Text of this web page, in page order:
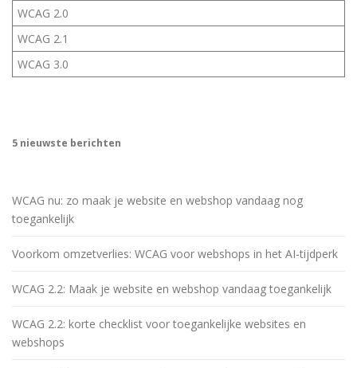
WCAG 2.0
WCAG 2.1
WCAG 3.0
5 nieuwste berichten
WCAG nu: zo maak je website en webshop vandaag nog
toegankelijk
Voorkom omzetverlies: WCAG voor webshops in het AI-tijdperk
WCAG 2.2: Maak je website en webshop vandaag toegankelijk
WCAG 2.2: korte checklist voor toegankelijke websites en
webshops